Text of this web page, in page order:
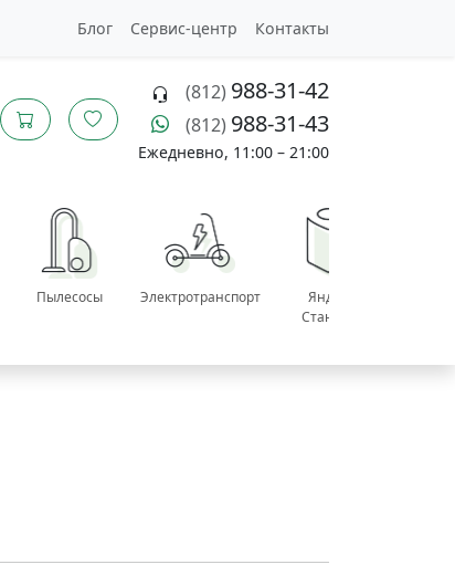
Блог Сервис-центр Контакты
(812) 988-31-42
(812) 988-31-43
Ежедневно, 11:00 – 21:00
Пылесосы Электротранспорт
Яндекс
Станции